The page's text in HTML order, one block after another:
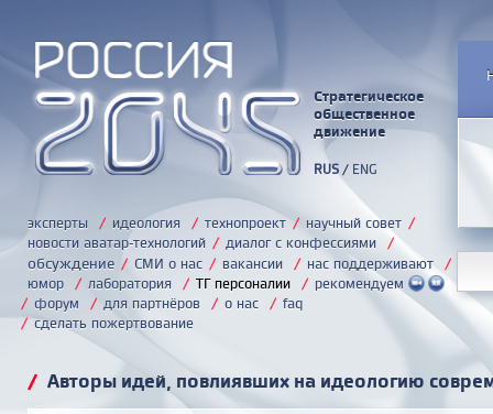
Стратегическое
общественное
движение
RUS/ ENG
эксперты / идеология / технопроект / научный совет /
новости аватар-технологий / диалог с конфессиями /
обсуждение / СМИ о нас / вакансии / нас поддерживают /
юмор / лаборатория / ТГ персоналии / рекомендуем
/ форум / для партнёров / о нас / faq
/ сделать пожертвование
/ Авторы идей, повлиявших на идеологию